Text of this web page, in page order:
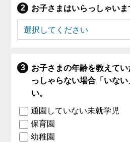
お子さまはいらっしゃいま
お子さまの年齢を教えて
っしゃらない場合「いな
い。
通園していない未就学児
保育園
幼稚園